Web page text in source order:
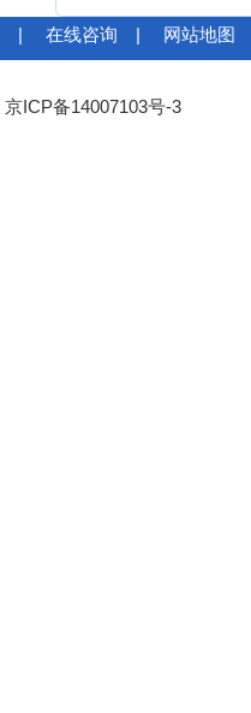
在线咨询 网站地图
京ICP备14007103号-3